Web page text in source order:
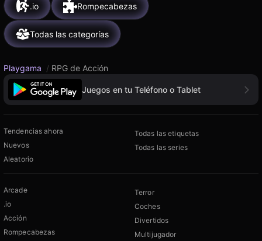
.io Rompecabezas
Todas las categorías
Playgama / RPG de Acción
Juegos en tu Teléfono o Tablet
Tendencias ahora
Nuevos
Aleatorio
Todas las etiquetas
Todas las series
Arcade
.io
Acción
Rompecabezas
Terror
Coches
Divertidos
Multijugador